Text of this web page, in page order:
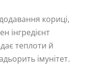
кориці,
інгредієнт
теплоти й
імунітет.